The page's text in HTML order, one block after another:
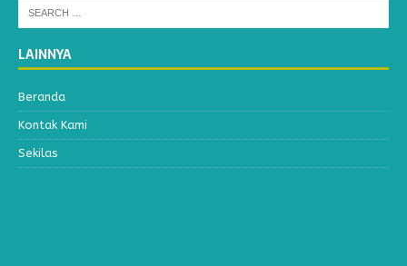
LAINNYA
Beranda
Kontak Kami
Sekilas